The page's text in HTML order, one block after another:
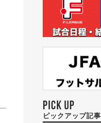
PICK UP
ピックアップ記事